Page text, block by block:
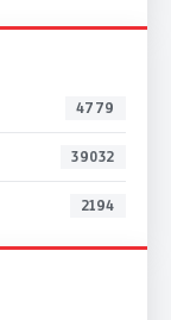
4779
39032
2194